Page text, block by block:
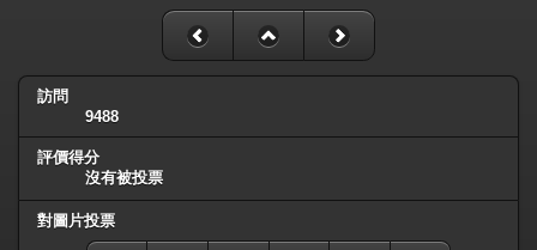
訪問
9488
評價得分
沒有被投票
對圖片投票